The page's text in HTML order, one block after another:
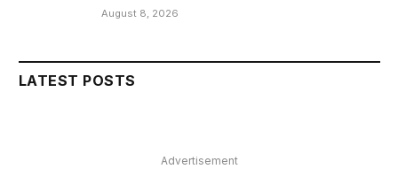
August 8, 2026
LATEST POSTS
Advertisement